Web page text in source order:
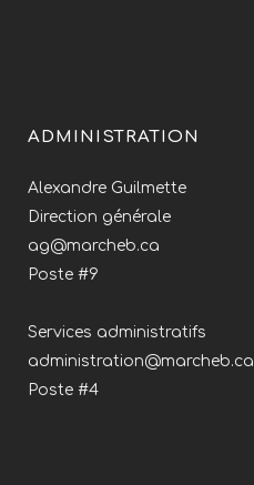
ADMINISTRATION
Alexandre Guilmette
Direction générale
ag@marcheb.ca
Poste #9
Services administratifs
administration@marcheb.ca
Poste #4